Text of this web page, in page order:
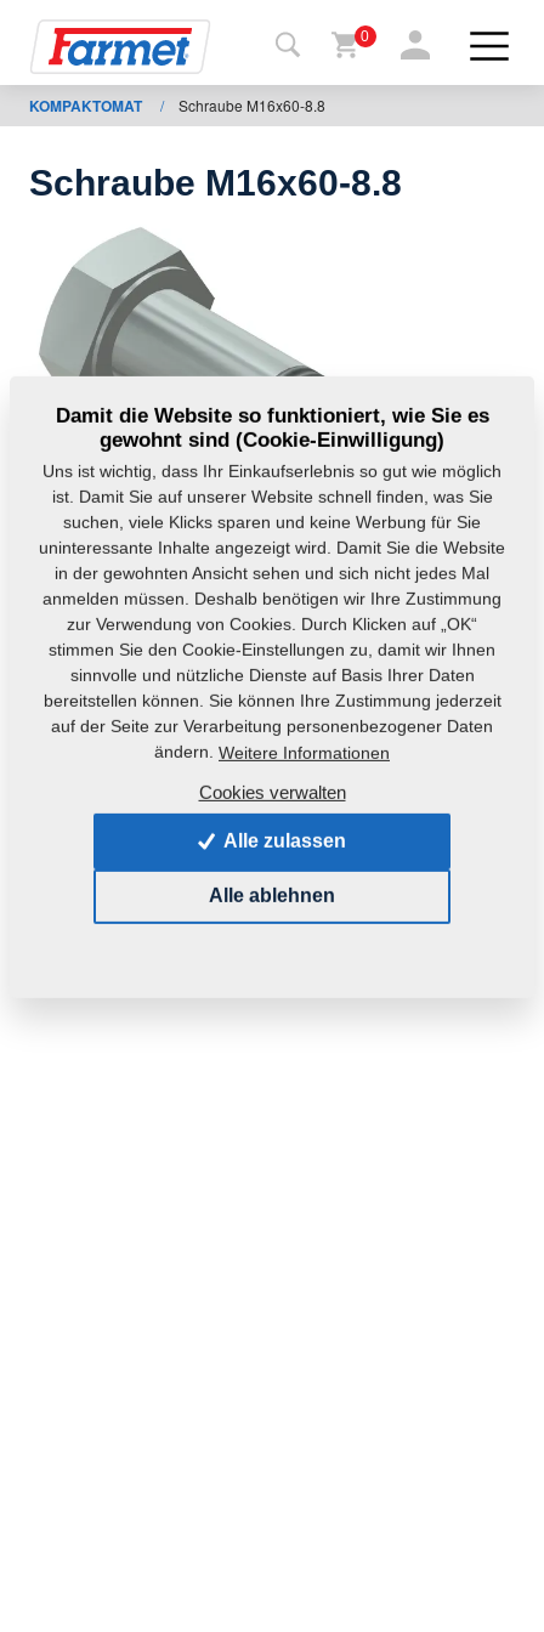
auf
Shop
Meine
Maschinen
Zum
Herunterladen
0
KOMPAKTOMAT / Schraube M16x60-8.8
Schraube M16x60-8.8
Produktcode: m00619
Maschinen verwendet werden:
0,1330 kg
Damit die Website so funktioniert, wie Sie es
gewohnt sind (Cookie-Einwilligung)
Uns ist wichtig, dass Ihr Einkaufserlebnis so gut wie möglich
ist. Damit Sie auf unserer Website schnell finden, was Sie
suchen, viele Klicks sparen und keine Werbung für Sie
uninteressante Inhalte angezeigt wird. Damit Sie die Website
in der gewohnten Ansicht sehen und sich nicht jedes Mal
anmelden müssen. Deshalb benötigen wir Ihre Zustimmung
zur Verwendung von Cookies. Durch Klicken auf „OK“
stimmen Sie den Cookie-Einstellungen zu, damit wir Ihnen
sinnvolle und nützliche Dienste auf Basis Ihrer Daten
bereitstellen können. Sie können Ihre Zustimmung jederzeit
auf der Seite zur Verarbeitung personenbezogener Daten
ändern. Weitere Informationen
Cookies verwalten
Alle zulassen
Alle ablehnen